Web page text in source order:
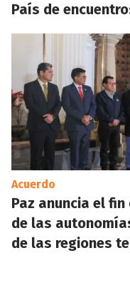
País de
Acuerdo
Paz anuncia el
de las
de las regiones